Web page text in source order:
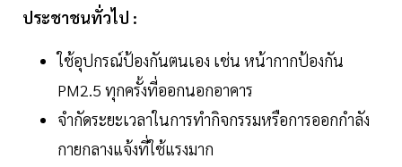
ประชาชนทั่วไป :
ใช้อุปกรณ์ป้องกันตนเอง เช่น หน้ากากป้องกัน
PM2.5 ทุกครั้งที่ออกนอกอาคาร
จำกัดระยะเวลาในการทำกิจกรรมหรือการออกกำลัง
กายกลางแจ้งที่ใช้แรงมาก